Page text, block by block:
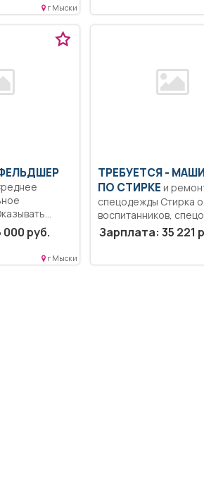
г Мыски
и...
руб.
г Мыски
ТРЕБУЕТСЯ -
ПО СТИРКЕ и
спецодежды Стирка
воспитанников,
полотенец, штор в...
Зарплата: 35 221